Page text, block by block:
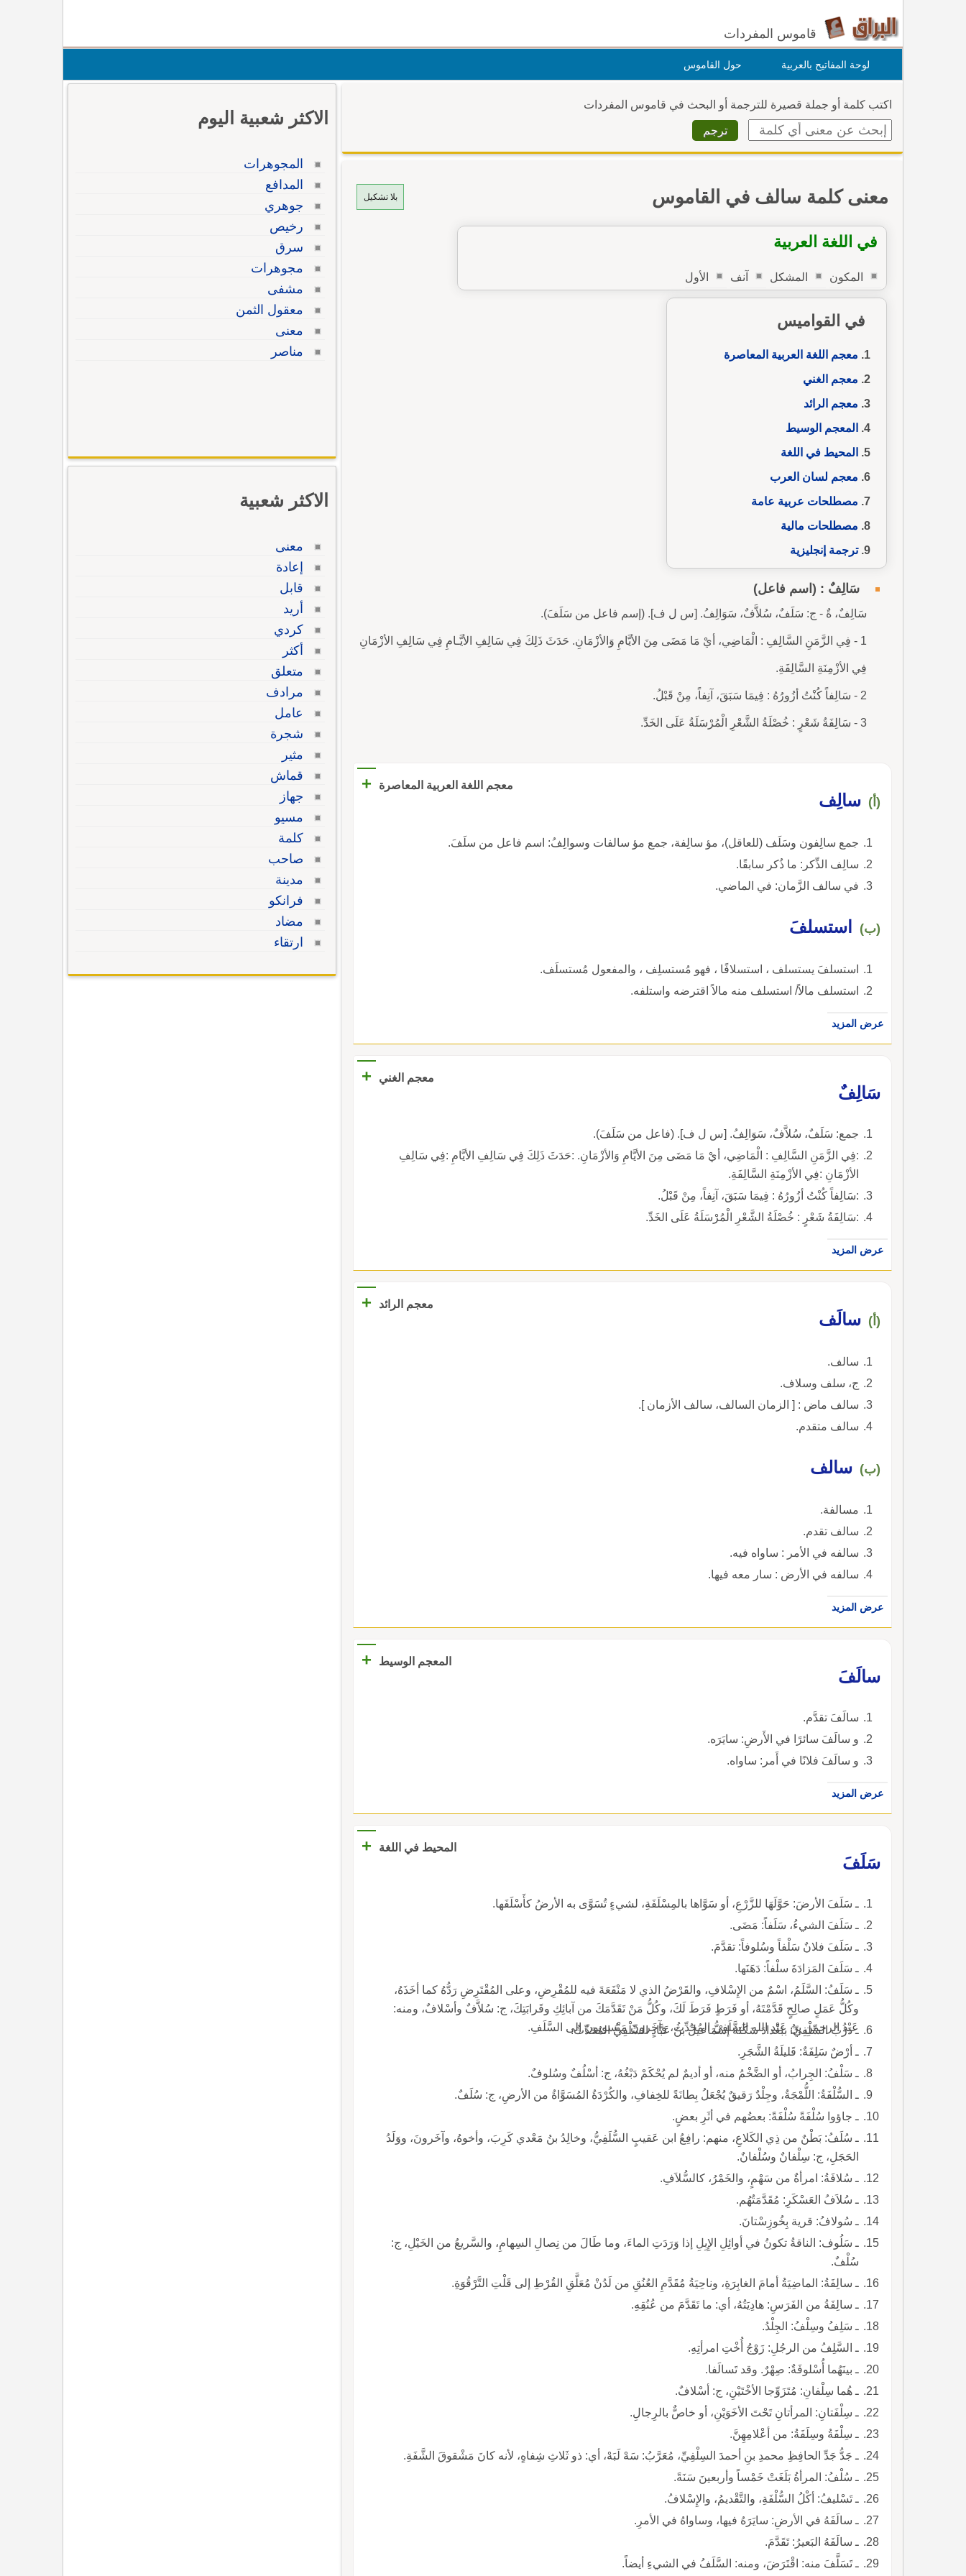
قاموس المفردات
لوحة المفاتيح بالعربية حول القاموس
اكتب كلمة أو جملة قصيرة للترجمة أو البحث في قاموس المفردات
بلا تشكيل معنى كلمة سالف في القاموس
في اللغة العربية
المكون المشكل آنف الأول
في القواميس
معجم اللغة العربية المعاصرة
معجم الغني
معجم الرائد
المعجم الوسيط
المحيط في اللغة
معجم لسان العرب
مصطلحات عربية عامة
مصطلحات مالية
ترجمة إنجليزية
سَالِفٌ : (اسم فاعل)
سَالِفٌ، ةٌ - ج: سَلَفٌ، سُلاَّفٌ، سَوَالِفُ. [س ل ف]. (إسم فاعل من سَلَفَ).
1 - فِي الزَّمَنِ السَّالِفِ : الْمَاضِي، أيْ مَا مَضَى مِنَ الأيَّامِ وَالأزْمَانِ. حَدَثَ ذَلِكَ فِي سَالِفِ الأيَّـامِ فِي سَالِفِ الأزْمَانِ
فِي الأزْمِنَةِ السَّالِفَةِ.
2 - سَالِفاً كُنْتُ أزُورُهُ : فِيمَا سَبَقَ، آنِفاً، مِنْ قَبْلُ.
3 - سَالِفَةُ شَعْرٍ : خُصْلَةُ الشَّعْرِ الْمُرْسَلَةُ عَلَى الخَدِّ.
معجم اللغة العربية المعاصرة +
(أ) سالِف
جمع سالِفون وسَلَف (للعاقل)، مؤ سالِفة، جمع مؤ سالفات وسوالِفُ: اسم فاعل من سلَفَ.
سالِف الذِّكر: ما ذُكر سابقًا.
في سالف الزَّمان: في الماضي.
(ب) استسلفَ
استسلفَ يستسلف ، استسلافًا ، فهو مُستسلِف ، والمفعول مُستسلَف.
استسلف مالاً/ استسلف منه مالاً اقترضه واستلفه.
عرض المزيد
معجم الغني
+
سَالِفٌ
جمع: سَلَفٌ، سُلاَّفٌ، سَوَالِفُ. [س ل ف]. (فاعل من سَلَفَ).
:فِي الزَّمَنِ السَّالِفِ : الْمَاضِي، أيْ مَا مَضَى مِنَ الأيَّامِ وَالأزْمَانِ. :حَدَثَ ذَلِكَ فِي سَالِفِ الأيَّامِ :فِي سَالِفِ
الأزْمَانِ :فِي الأزْمِنَةِ السَّالِفَةِ.
:سَالِفاً كُنْتُ أزُورُهُ : فِيمَا سَبَقَ، آنِفاً، مِنْ قَبْلُ.
:سَالِفَةُ شَعْرٍ : خُصْلَةُ الشَّعْرِ الْمُرْسَلَةُ عَلَى الخَدِّ.
عرض المزيد
معجم الرائد +
(أ) سالَف
سالف.
ج، سلف وسلاف.
سالف ماض : [ الزمان السالف، سالف الأزمان ].
سالف متقدم.
(ب) سالف
مسالفة.
سالف تقدم.
سالفه في الأمر : ساواه فيه.
سالفه في الأرض : سار معه فيها.
عرض المزيد
المعجم الوسيط
+
سالَفَ
سالَفَ تقدَّم.
و سالَفَ سائرًا في الأَرضِ: سايَرَه.
و سالَفَ فلانًا في أَمر: ساواه.
عرض المزيد
المحيط في اللغة
+
سَلَفَ
ـ سَلَفَ الأرضَ: حَوَّلَهَا للزَّرْعِ، أو سَوَّاها بالمِسْلَفَةِ، لشيءٍ تُسَوَّى به الأرضُ كأَسْلَفَها.
ـ سَلَفَ الشيءُ، سَلَفاً: مَضَى.
ـ سَلَفَ فلانٌ سَلْفاً وسُلوفاً: تقدَّمَ.
ـ سَلَفَ المَزادَةَ سلْفاً: دَهَنَها.
ـ سَلَفُ: السَّلَمُ، اسْمٌ من الإِسْلافِ، والقَرْضُ الذي لا مَنْفَعَةَ فيه للمُقْرِضِ، وعلى المُقْتَرِضِ رَدُّهُ كما أخَذَهُ،
وكُلُّ عَمَلٍ صالِحٍ قَدَّمْتَهُ، أو فَرَطٍ فَرَطَ لَكَ، وكُلُّ مَنْ تَقَدَّمَكَ من آبائِكِ وقَرابَتِكَ، ج: سُلاَّفٌ وأسْلافٌ، ومنه:
عَبْدُ الرحمنِ بنُ عَبْدِ الله السَّلَفِيُّ المُحَدِّثُ، وآخَرونَ مَنْسوبونَ إلى السَّلَفِ.
ـ دَرْبُ السِّلْفِيِّ: ببَغْدادَ سَكَنَهُ إسْمَاعيلُ بنُ عَبَّادٍ السِّلْفِيُّ المُحَدِّثُ.
ـ أرْضٌ سَلِفَةٌ: قَليلَةُ الشَّجَرِ.
ـ سَلْفُ: الجِرابُ، أو الضَّخْمُ منه، أو أديمٌ لم يُحْكَمْ دَبْغُهُ، ج: أسْلُفٌ وسُلوفٌ.
ـ السُّلْفَةُ: اللُّمْجَةُ، وجِلْدٌ رَقيقٌ يُجْعَلُ بِطانَةً للخِفافِ، والكُرْدَةُ المُسَوَّاةُ من الأرضِ، ج: سُلَفٌ.
ـ جاؤوا سُلْفَةً سُلْفَةً: بعضُهم في أثَرِ بعضٍ.
ـ سُلَفُ: بَطْنٌ من ذِي الكَلاعِ، منهم: رافِعُ ابن عَقيبٍ السُّلَفِيُّ، وخالِدُ بنُ مَعْدي كَرِبَ، وأخوهُ، وآخَرونَ، ووَلَدُ
الحَجَلِ، ج: سِلْفانٌ وسُلْفانٌ.
ـ سُلافَةُ: امرأةٌ من سَهْمٍ، والخَمْرُ، كالسُّلاَفِ.
ـ سُلاَفُ العَسْكَرِ: مُقَدَّمَتُهُم.
ـ سُولافُ: قرية بِخُوزِسْتانَ.
ـ سَلُوف: الناقةُ تكونُ في أوائِلِ الإِبِلِ إذا وَرَدَتِ الماءَ، وما طَالَ من نِصالِ السِهامِ، والسَّريعُ من الخَيْلِ، ج:
سُلْفٌ.
ـ سالِفَةُ: الماضِيَةُ أمامَ الغابِرَةِ، وناحِيَةُ مُقَدَّمِ العُنُقِ من لَدُنْ مُعَلَّقِ القُرْطِ إلى قَلْتِ التَّرْقُوَةِ.
ـ سالِفَةُ من الفَرَسِ: هادِيَتُهُ، أي: ما تَقَدَّمَ من عُنُقِهِ.
ـ سَلِفُ وسِلْفُ: الجِلْدُ.
ـ السَّلِفُ من الرجُلِ: زَوْجُ أُخْتِ امرأتِهِ.
ـ بينَهُما أُسْلوفَةٌ: صِهْرٌ. وقد تَسالَفا.
ـ هُما سِلْفانِ: مُتَزَوِّجا الأخْتَيْنِ، ج: أسْلافٌ.
ـ سِلْفَتانِ: المرأتانِ تَحْتَ الأخَوَيْنِ، أو خاصٌّ بالرِجالِ.
ـ سِلْفَةُ وسِلَفَةُ: من أعْلامِهِنَّ.
ـ جَدُّ جَدِّ الحافِظِ محمدِ بنِ أحمدَ السِلْفِيِّ، مُعَرَّبُ: سَهْ لَبَهْ، أي: ذو ثَلاثِ شِفاهٍ، لأنه كانَ مَشْقوقَ الشَّفَةِ.
ـ سُلْفُ: المرأةُ بَلَغَتْ خَمْساً وأربعينَ سَنَةً.
ـ تَسْليفُ: أكْلُ السُّلْفَةِ، والتَّقْديمُ، والإِسْلافُ.
ـ سالَفَهُ في الأرضِ: سايَرَهُ فيها، وساواهُ في الأمرِ.
ـ سالَفَهُ البَعيرُ: تَقَدَّمَ.
ـ تَسَلَّفَ منه: اقْتَرَضَ، ومنه: السَّلَفُ في الشيءِ أيضاً.
الاكثر شعبية اليوم
المجوهرات
المدافع
جوهري
رخيص
سرق
مجوهرات
مشفى
معقول الثمن
معنى
مناصر
الاكثر شعبية
معنى
إعادة
قابل
أريد
كردي
أكثر
متعلق
مرادف
عامل
شجرة
مثير
قماش
جهاز
مسيو
كلمة
صاحب
مدينة
فرانكو
مضاد
ارتقاء